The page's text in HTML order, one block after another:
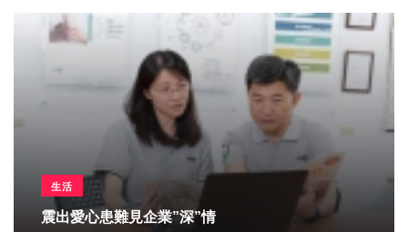
生活
震出愛心患難見企業”深”情